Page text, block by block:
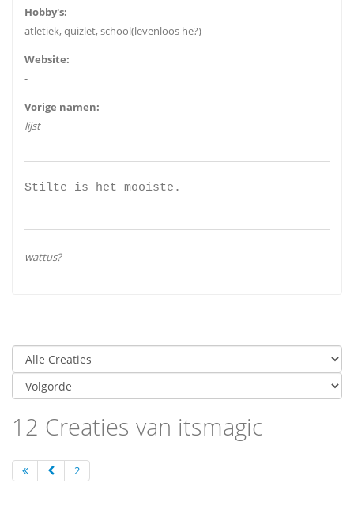
Hobby's:
atletiek, quizlet, school(levenloos he?)
Website:
-
Vorige namen:
lijst
Stilte is het mooiste.
wattus?
12 Creaties van itsmagic
2